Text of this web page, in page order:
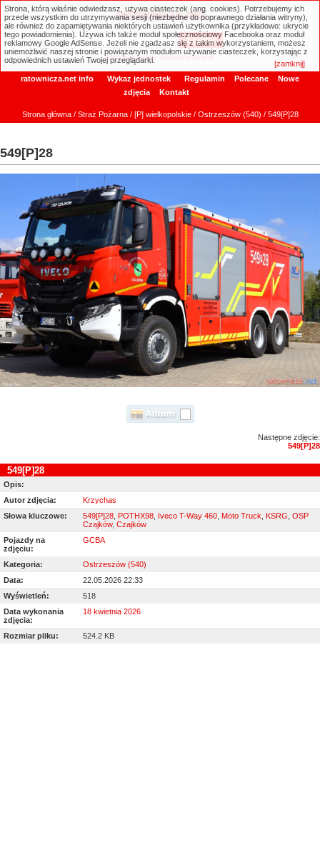
ratownicza.net
Wyszukiwanie zaawansowane
ratownicza.net info Wykaz jednostek Regulamin Polecane
Nowe
zdjęcia
Kontakt
Strona główna/ Straż Pożarna/ [P] wielkopolskie/ Ostrzeszów (540) / 549[P]28
549[P]28
Następne zdjęcie:
549[P]28
549[P]28
Opis:
Autor zdjęcia:
Krzychas
Słowa kluczowe:
549[P]28 POTHX98 Iveco T-Way 460 Moto Truck KSRG OSP
Czajków, Czajków
Pojazdy na
zdjęciu:
GCBA
Kategoria:
Ostrzeszów (540)
Data:
22.05.2026 22:33
Wyświetleń:
518
Data wykonania
zdjęcia:
18 kwietnia 2026
Rozmiar pliku: 524.2 KB
Strona, którą właśnie odwiedzasz, używa ciasteczek (ang. cookies). Potrzebujemy ich
przede wszystkim do utrzymywania sesji (niezbędne do poprawnego działania witryny),
ale również do zapamiętywania niektórych ustawień użytkownika (przykładowo: ukrycie
tego powiadomienia). Używa ich także moduł społecznościowy Facebooka oraz moduł
reklamowy Google AdSense. Jeżeli nie zgadzasz się z takim wykorzystaniem, możesz
uniemożliwić naszej stronie i powiązanym modułom używanie ciasteczek, korzystając z
odpowiednich ustawień Twojej przeglądarki.
[zamknij]